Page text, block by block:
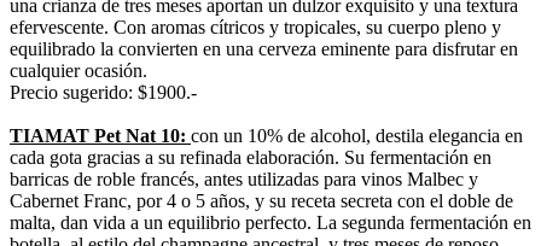
una crianza de tres meses aportan un dulzor exquisito y una textura
efervescente. Con aromas cítricos y tropicales, su cuerpo pleno y
equilibrado la convierten en una cerveza eminente para disfrutar en
cualquier ocasión.
Precio sugerido: $1900.-
TIAMAT Pet Nat 10: con un 10% de alcohol, destila elegancia en
cada gota gracias a su refinada elaboración. Su fermentación en
barricas de roble francés, antes utilizadas para vinos Malbec y
Cabernet Franc, por 4 o 5 años, y su receta secreta con el doble de
malta, dan vida a un equilibrio perfecto. La segunda fermentación en